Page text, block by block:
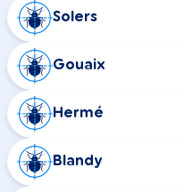
Solers
Gouaix
Hermé
Blandy